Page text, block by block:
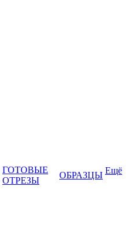
ГОТОВЫЕ
ОТРЕЗЫ
ОБРАЗЦЫ Ещё